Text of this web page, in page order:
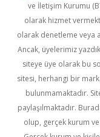
ve İletişim Kurumu
olarak hizmet
olarak denetleme veya
Ancak, üyelerimiz
siteye üye olarak bu
sitesi, herhangi bir
bulunmamaktadır.
paylaşılmaktadır.
olup, gerçek kurum